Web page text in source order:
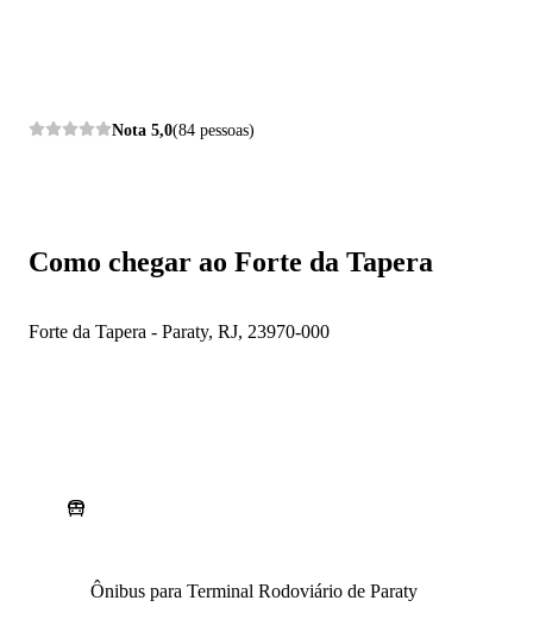
Nota 5,0(84 pessoas)
Como chegar ao Forte da Tapera
Forte da Tapera - Paraty, RJ, 23970-000
Ônibus para Terminal Rodoviário de Paraty